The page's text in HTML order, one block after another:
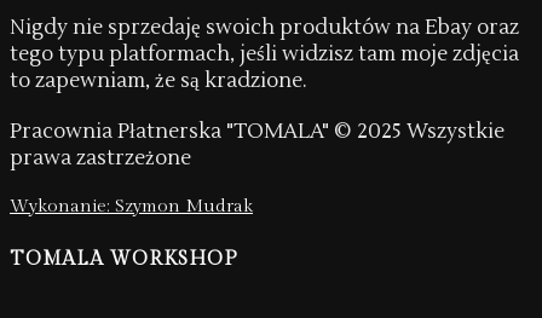
Nigdy nie sprzedaję swoich produktów na Ebay oraz
tego typu platformach, jeśli widzisz tam moje zdjęcia
to zapewniam, że są kradzione.
Pracownia Płatnerska "TOMALA" © 2025 Wszystkie
prawa zastrzeżone
Wykonanie: Szymon Mudrak
TOMALA WORKSHOP